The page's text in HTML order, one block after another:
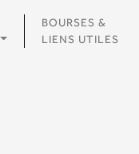
BOURSES &
LIENS UTILES